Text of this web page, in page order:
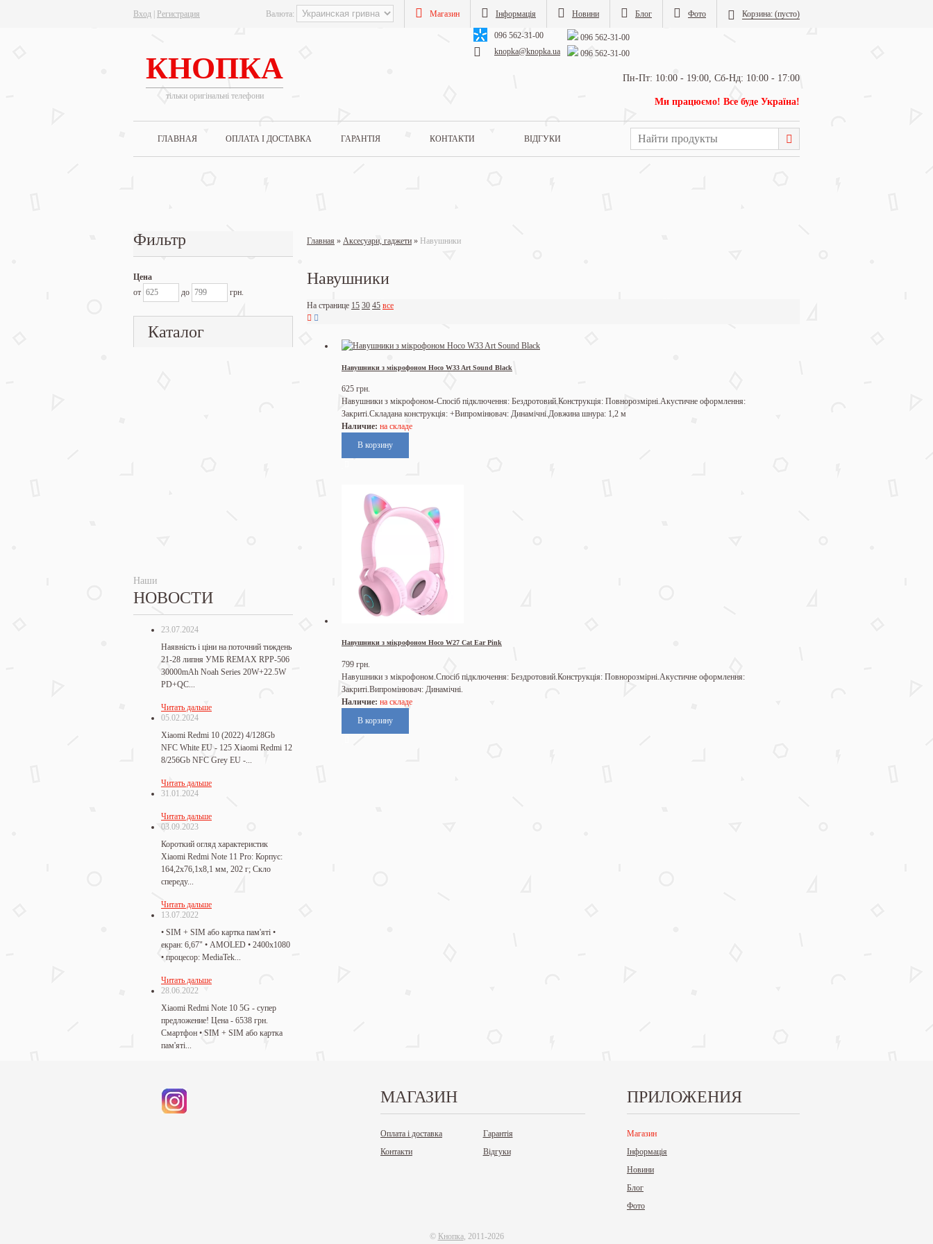
Вход Регистрация Валюта: Магазин Інформація Новини Блог Фото Корзина: (пусто)
КНОПКА
тільки оригінальні телефони
096 562-31-00
096 562-31-00
knopka@knopka.ua
096 562-31-00
Пн-Пт: 10:00 - 19:00, Сб-Нд: 10:00 - 17:00
Ми працюємо! Все буде Україна!
ГЛАВНАЯ ОПЛАТА І ДОСТАВКА ГАРАНТІЯ КОНТАКТИ ВІДГУКИ
Фильтр
Цена
от
до грн.
Каталог
Наши
НОВОСТИ
23.07.2024
Наявність і ціни на поточний тиждень
21-28 липня УМБ REMAX RPP-506
30000mAh Noah Series 20W+22.5W
PD+QC...
Читать дальше
05.02.2024
Xiaomi Redmi 10 (2022) 4/128Gb
NFC White EU - 125 Xiaomi Redmi 12
8/256Gb NFC Grey EU -...
Читать дальше
31.01.2024
Читать дальше
03.09.2023
Короткий огляд характеристик
Xiaomi Redmi Note 11 Pro: Корпус:
164,2x76,1x8,1 мм, 202 г; Скло
спереду...
Читать дальше
13.07.2022
• SIM + SIM або картка пам'яті •
екран: 6,67" • AMOLED • 2400х1080
• процесор: MediaTek...
Читать дальше
28.06.2022
Xiaomi Redmi Note 10 5G - супер
предложение! Цена - 6538 грн.
Смартфон • SIM + SIM або картка
пам'яті...
Ми працюємо! Шановні клієнти,
мужня героїчна Україно!
Главная » Аксесуари, гаджети » Навушники
Навушники
На странице 15 30 45 все
Навушники з мікрофоном Hoco W33 Art Sound Black
625 грн.
Навушники з мікрофоном-Спосіб підключення: Бездротовий.Конструкція: Повнорозмірні.Акустичне оформлення:
Закриті.Складана конструкція: +Випромінювач: Динамічні.Довжина шнура: 1,2 м
Наличие: на складе
Навушники з мікрофоном Hoco W27 Cat Ear Pink
799 грн.
Навушники з мікрофоном.Спосіб підключення: Бездротовий.Конструкція: Повнорозмірні.Акустичне оформлення:
Закриті.Випромінювач: Динамічні.
Наличие: на складе
МАГАЗИН
Оплата і доставка
Гарантія
Контакти
Відгуки
ПРИЛОЖЕНИЯ
Магазин
Інформація
Новини
Блог
Фото
© Кнопка, 2011-2026